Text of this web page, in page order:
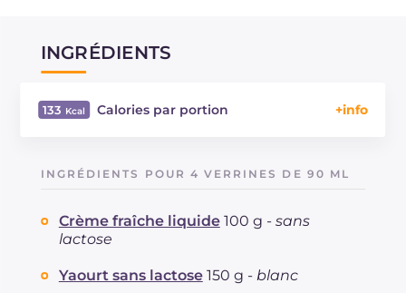
INGRÉDIENTS
133 Calories par portion
Graisses
Fibre g
INGRÉDIENTS POUR 4 VERRINES DE 90 ML
Crème fraîche liquide 100 g - sans
lactose
Yaourt sans lactose 150 g - blanc